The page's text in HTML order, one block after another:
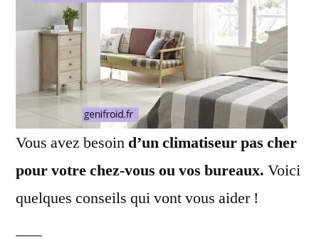
Vous avez besoin d’un climatiseur pas cher
pour votre chez-vous ou vos bureaux. Voici
quelques conseils qui vont vous aider !